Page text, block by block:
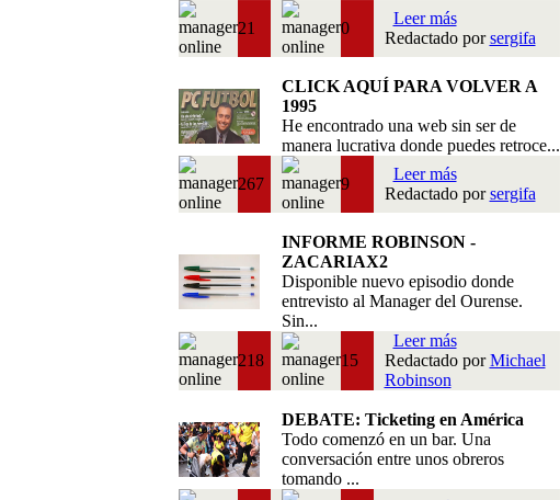
21 0
Leer más
Redactado porsergifa
CLICK AQUÍ PARA VOLVER A
1995
He encontrado una web sin ser de
manera lucrativa donde puedes retroce...
267 9
Leer más
Redactado porsergifa
INFORME ROBINSON -
ZACARIAX2
Disponible nuevo episodio donde
entrevisto al Manager del Ourense.
Sin...
218 15
Leer más
Redactado porMichael
Robinson
DEBATE: Ticketing en América
Todo comenzó en un bar. Una
conversación entre unos obreros
tomando ...